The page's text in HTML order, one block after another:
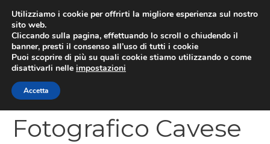
contenuto
Concorso Club
Fotografico Cavese
Utilizziamo i cookie per offrirti la migliore esperienza sul nostro
sito web.
Cliccando sulla pagina, effettuando lo scroll o chiudendo il
banner, presti il consenso all’uso di tutti i cookie
Puoi scoprire di più su quali cookie stiamo utilizzando o come
disattivarli nelle impostazioni
Accetta